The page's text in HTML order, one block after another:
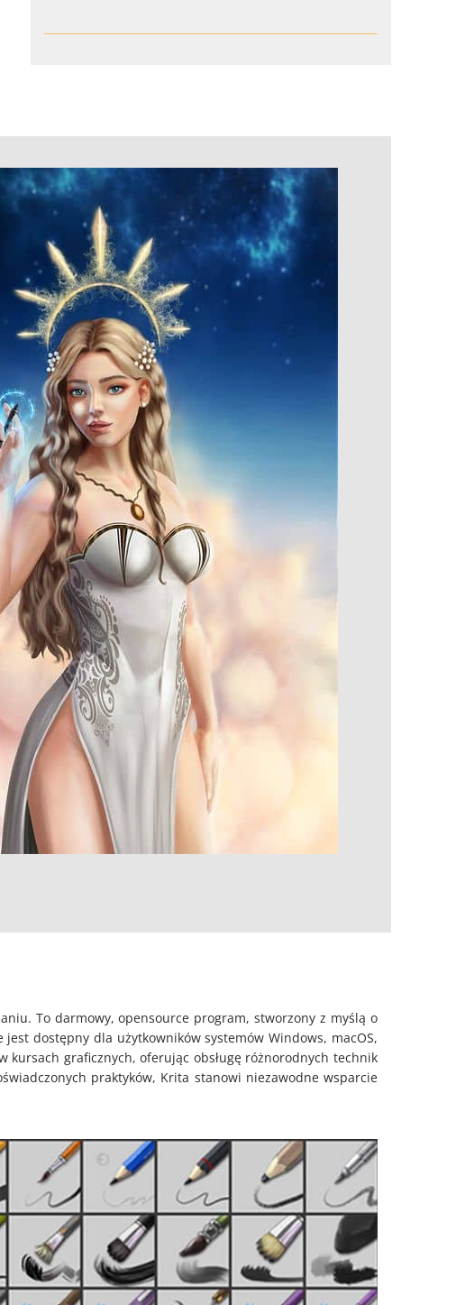
To darmowy, opensource program, stworzony z myślą o
dostępny dla użytkowników systemów Windows, macOS,
kursach graficznych, oferując obsługę różnorodnych technik
praktyków, Krita stanowi niezawodne wsparcie